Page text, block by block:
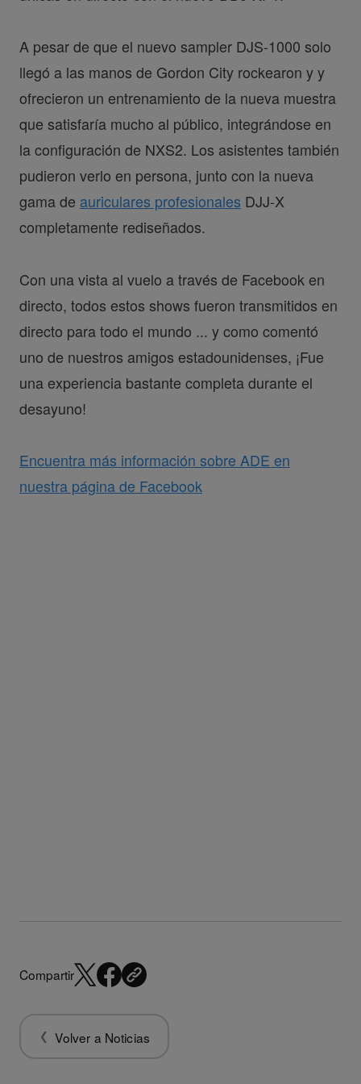
A pesar de que el nuevo sampler DJS-1000 solo
llegó a las manos de Gordon City rockearon y y
ofrecieron un entrenamiento de la nueva muestra
que satisfaría mucho al público, integrándose en
la configuración de NXS2. Los asistentes también
pudieron verlo en persona, junto con la nueva
gama de auriculares profesionales DJJ-X
completamente rediseñados.
Con una vista al vuelo a través de Facebook en
directo, todos estos shows fueron transmitidos en
directo para todo el mundo ... y como comentó
uno de nuestros amigos estadounidenses, ¡Fue
una experiencia bastante completa durante el
desayuno!
Encuentra más información sobre ADE en
nuestra página de Facebook
Compartir
Volver a Noticias